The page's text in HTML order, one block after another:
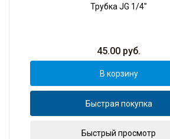
Трубка JG 1/4"
45.00 руб.
В корзину
Быстрая покупка
Быстрый просмотр